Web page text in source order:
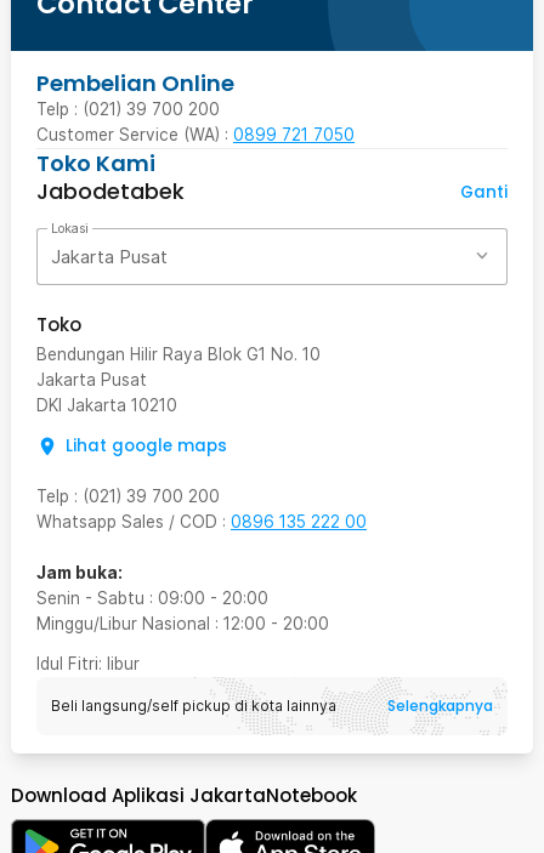
Pembelian Online
Telp : (021) 39 700 200
Customer Service (WA) : 0899 721 7050
Toko Kami
Jabodetabek
Ganti
Lokasi
Jakarta Pusat
Toko
Bendungan Hilir Raya Blok G1 No. 10
Jakarta Pusat
DKI Jakarta 10210
Lihat google maps
Telp : (021) 39 700 200
Whatsapp Sales / COD : 0896 135 222 00
Jam buka:
Senin - Sabtu : 09:00 - 20:00
Minggu/Libur Nasional : 12:00 - 20:00
Idul Fitri: libur
Beli langsung/self pickup di kota lainnya Selengkapnya
Download Aplikasi JakartaNotebook